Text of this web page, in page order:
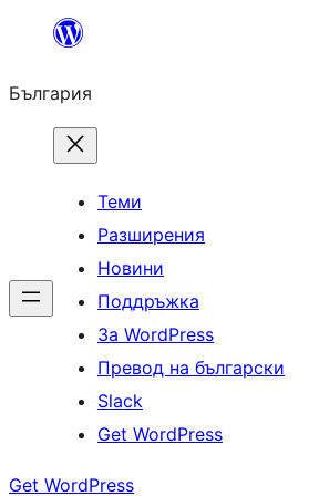
България
Теми
Разширения
Новини
Поддръжка
За WordPress
Превод на български
Slack
Get WordPress
Get WordPress